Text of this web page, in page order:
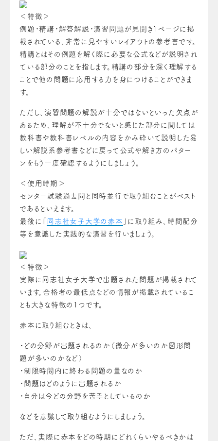
＜特徴＞
例題・精講・解答解説・演習問題が見開き1ページに掲
載されている、非常に見やすいレイアウトの参考書です。
精講とはその例題を解く際に必要な公式などが説明され
ている部分のことを指します。精講の部分を深く理解する
ことで他の問題に応用する力を身につけることができま
す。
ただし、演習問題の解説が十分ではないといった欠点が
あるため、理解が不十分でないと感じた部分に関しては
教科書や教科書レベルの内容をかみ砕いて説明した易
しい解説系参考書などに戻って公式や解き方のパター
ンをもう一度確認するようにしましょう。
＜使用時期＞
センター試験過去問と同時並行で取り組むことがベスト
であるといえます。
最後に「 同志社女子大学の赤本 」に取り組み、時間配分
等を意識した実践的な演習を行いましょう。
＜特徴＞
実際に同志社女子大学で出題された問題が掲載されて
います。合格者の最低点などの情報が掲載されているこ
とも大きな特徴の1つです。
赤本に取り組むときは、
・どの分野が出題されるのか（微分が多いのか図形問
題が多いのかなど）
・制限時間内に終わる問題の量なのか
・問題はどのように出題されるか
・自分は今どの分野を苦手としているのか
などを意識して取り組むようにしましょう。
ただ、 実際に赤本をどの時期にどれくらいやるべきかは